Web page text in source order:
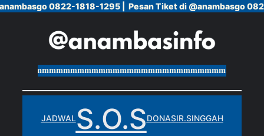
0822-1818-1295 | Pesan Tiket di @anambasgo
JADWALS.O.SDONASIR.SINGGAH
0822-1818-1295 | Pesan Tiket di @anambasgo